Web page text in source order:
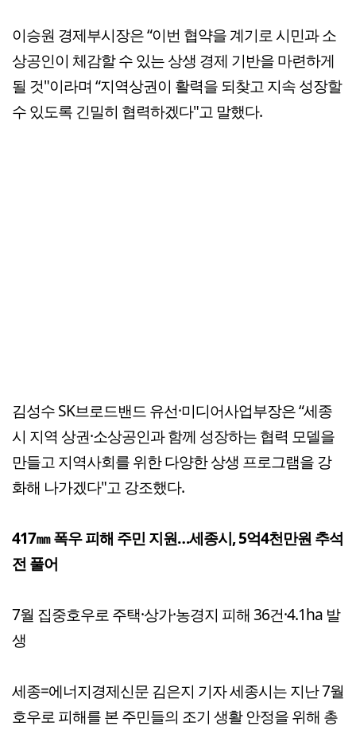
이승원 경제부시장은 “이번 협약을 계기로 시민과 소
상공인이 체감할 수 있는 상생 경제 기반을 마련하게
될 것"이라며 “지역상권이 활력을 되찾고 지속 성장할
수 있도록 긴밀히 협력하겠다"고 말했다.
김성수 SK브로드밴드 유선·미디어사업부장은 “세종
시 지역 상권·소상공인과 함께 성장하는 협력 모델을
만들고 지역사회를 위한 다양한 상생 프로그램을 강
화해 나가겠다"고 강조했다.
417㎜ 폭우 피해 주민 지원…세종시, 5억4천만원 추석
전 풀어
7월 집중호우로 주택·상가·농경지 피해 36건·4.1ha 발
생
세종=에너지경제신문 김은지 기자 세종시는 지난 7월
호우로 피해를 본 주민들의 조기 생활 안정을 위해 총